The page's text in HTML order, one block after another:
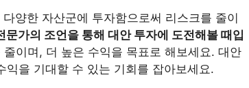
양한 자산군에 투자함으로써 리스크를 줄이
문가의 조언을 통해 대안 투자에 도전해볼 때입
이며, 더 높은 수익을 목표로 해보세요. 대안
을 기대할 수 있는 기회를 잡아보세요.